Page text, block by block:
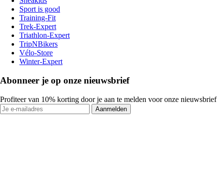
Sport is good
Training-Fit
Trek-Expert
Triathlon-Expert
TripNBikers
Vélo-Store
Winter-Expert
Abonneer je op onze nieuwsbrief
Profiteer van 10% korting door je aan te melden voor onze nieuwsbrief
Aanmelden